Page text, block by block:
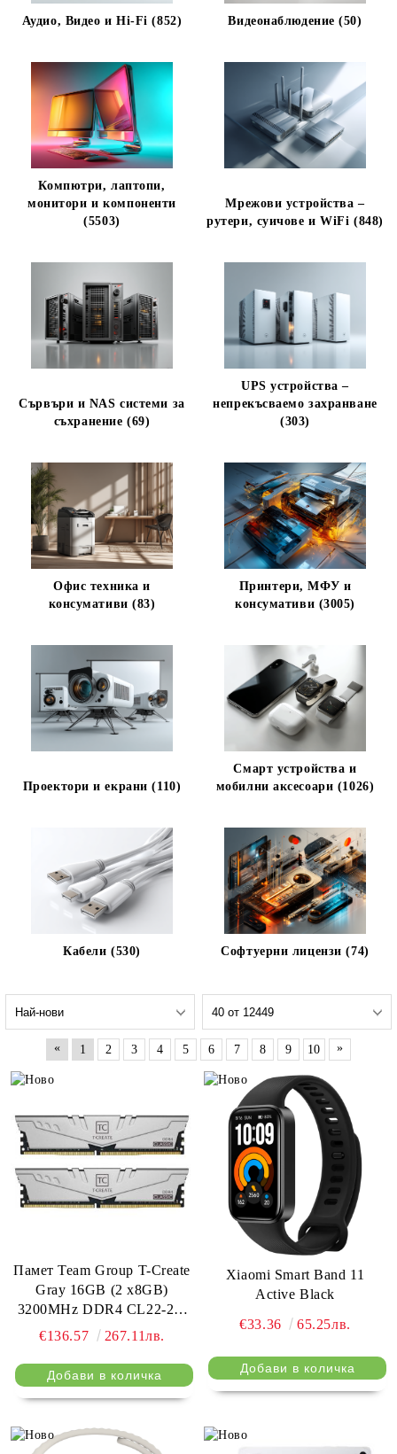
Аудио, Видео и Hi-Fi (852) Видеонаблюдение (50)
Компютри, лаптопи,
монитори и компоненти
(5503)
Мрежови устройства –
рутери, суичове и WiFi (848)
Сървъри и NAS системи за
съхранение (69)
UPS устройства –
непрекъсваемо захранване
(303)
Офис техника и
консумативи (83)
Принтери, МФУ и
консумативи (3005)
Проектори и екрани (110)
Смарт устройства и
мобилни аксесоари (1026)
Кабели (530) Софтуерни лицензи (74)
« 1 2 3 4 5 6 7 8 9 10 »
Памет Team Group T-Create
Gray 16GB (2 x8GB)
3200MHz DDR4 CL22-22-
22-52 1.2V
€136.57 267.11лв.
Xiaomi Smart Band 11
Active Black
€33.36 65.25лв.